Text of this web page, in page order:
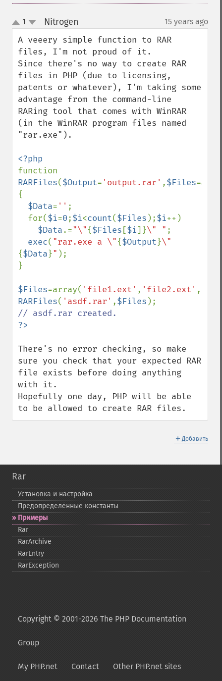
up
down
1 Nitrogen 15 years ago
A veeery simple function to RAR
files, I'm not proud of it.
Since there's no way to create RAR
files in PHP (due to licensing,
patents or whatever), I'm taking some
advantage from the command-line
RARing tool that comes with WinRAR
(in the WinRAR program files named
"rar.exe").
RARFiles($Output= 'output.rar' ,$Files
{
$Data= '' ;
  for(
$i=0;$i<count($Files );$i++)
$Data.="\"{$Files [$i]}\" " ;
exec( "rar.exe a \"{$Output}
{$Data}" );
}
$Files=array( 'file1.ext' , 'file2.ext' ,
RARFiles( 'asdf.rar' ,$Files
There's no error checking, so make
sure you check that your expected RAR
file exists before doing anything
with it.
Hopefully one day, PHP will be able
to be allowed to create RAR files.
＋ Добавить
Rar
Установка и настройка
Предопределённые константы
Примеры
Rar
RarArchive
RarEntry
RarException
Copyright © 2001-2026 The PHP Documentation
Group
My PHP.net Contact Other PHP.net sites